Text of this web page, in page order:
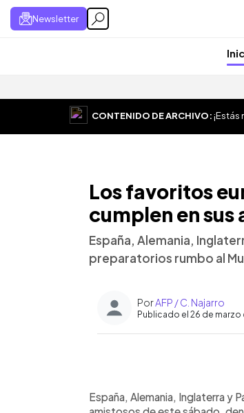
Newsletter
CONTENIDO DE ARCHIVO:
Los favoritos
cumplen en sus
España, Alemania,
preparatorios rumbo al
PorAFP / C. Najarro
Publicado el 26 de marzo
► Escuchar artículo
España, Alemania, Inglaterra y